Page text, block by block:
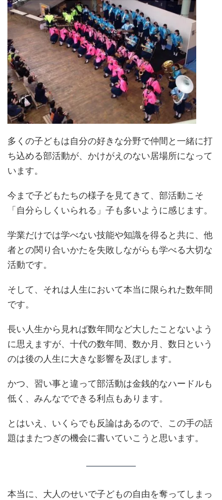
多くの子どもは自分の好きな分野で仲間と一緒に打
ち込める部活動が、かけがえのない居場所になって
います。
今まで子どもたちの様子を見てきて、部活動こそ
「自分らしくいられる」子も多いように感じます。
学業だけでは学べない技能や知識を得ると共に、他
者との関り合いかたを失敗しながらも学べる大切な
活動です。
そして、それは人生において本当に限られた数年間
です。
長い人生から見れば数年間など大したことないよう
に思えますが、十代の数年間、数か月、数日という
のは後の人生に大きな影響を及ぼします。
かつ、習い事と違って部活動は金銭的なハードルも
低く、みんなでできる利点もあります。
とはいえ、いくらでも反論はあるので、この手の話
題はまたつぎの機会に書いていこうと思います。
本当に、大人のせいで子どもの自由を奪ってしまっ